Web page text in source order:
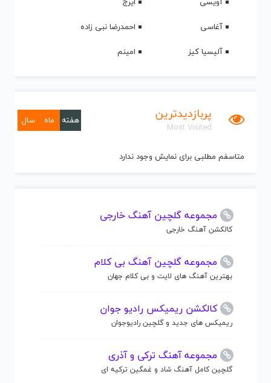
آغاسی
احمدرضا نبی زاده
آلیسیا کیز
امینم
پربازدیدترین
Most Visited
هفته ماه سال
متاسفم مطلبی برای نمایش وجود ندارد
مجموعه گلچین آهنگ خارجی
کالکشن آهنگ خارجی
مجموعه گلچین آهنگ بی کلام
بهترین آهنگ های لایت و بی کلام جهان
کالکشن ریمیکس رادیو جوان
ریمیکس های جدید و گلچین رادیوجوان
مجموعه آهنگ ترکی و آذری
گلچین کامل آهنگ شاد و غمگین ترکیه ای